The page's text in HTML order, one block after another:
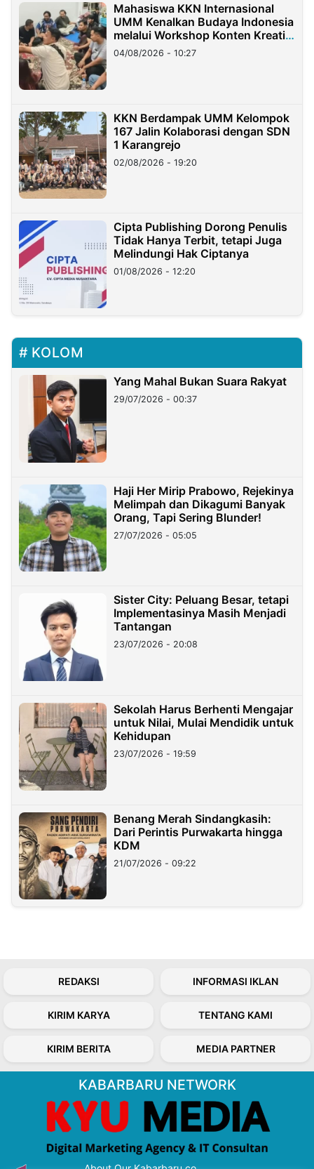
Mahasiswa KKN Internasional
UMM Kenalkan Budaya Indonesia
melalui Workshop Konten Kreatif
di Taiwan
04/08/2026 - 10:27
KKN Berdampak UMM Kelompok
167 Jalin Kolaborasi dengan SDN
1 Karangrejo
02/08/2026 - 19:20
Cipta Publishing Dorong Penulis
Tidak Hanya Terbit, tetapi Juga
Melindungi Hak Ciptanya
01/08/2026 - 12:20
KOLOM
Yang Mahal Bukan Suara Rakyat
29/07/2026 - 00:37
Haji Her Mirip Prabowo, Rejekinya
Melimpah dan Dikagumi Banyak
Orang, Tapi Sering Blunder!
27/07/2026 - 05:05
Sister City: Peluang Besar, tetapi
Implementasinya Masih Menjadi
Tantangan
23/07/2026 - 20:08
Sekolah Harus Berhenti Mengajar
untuk Nilai, Mulai Mendidik untuk
Kehidupan
23/07/2026 - 19:59
Benang Merah Sindangkasih:
Dari Perintis Purwakarta hingga
KDM
21/07/2026 - 09:22
REDAKSI INFORMASI IKLAN
KIRIM KARYA TENTANG KAMI
KIRIM BERITA MEDIA PARTNER
KABARBARU NETWORK